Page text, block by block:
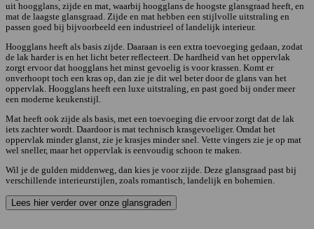
uit hoogglans, zijde en mat, waarbij hoogglans de hoogste glansgraad heeft, en
mat de laagste glansgraad. Zijde en mat hebben een stijlvolle uitstraling en
passen goed bij bijvoorbeeld een industrieel of landelijk interieur.
Hoogglans heeft als basis zijde. Daaraan is een extra toevoeging gedaan, zodat
de lak harder is en het licht beter reflecteert. De hardheid van het oppervlak
zorgt ervoor dat hoogglans het minst gevoelig is voor krassen. Komt er
onverhoopt toch een kras op, dan zie je dit wel beter door de glans van het
oppervlak. Hoogglans heeft een luxe uitstraling, en past goed bij onder meer
een moderne keukenstijl.
Mat heeft ook zijde als basis, met een toevoeging die ervoor zorgt dat de lak
iets zachter wordt. Daardoor is mat technisch krasgevoeliger. Omdat het
oppervlak minder glanst, zie je krasjes minder snel. Vette vingers zie je op mat
wel sneller, maar het oppervlak is eenvoudig schoon te maken.
Wil je de gulden middenweg, dan kies je voor zijde. Deze glansgraad past bij
verschillende interieurstijlen, zoals romantisch, landelijk en bohemien.
Lees hier verder over onze glansgraden